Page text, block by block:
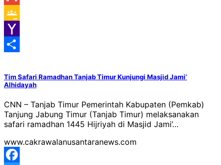
Gmail
Google
Classroom
Yahoo
Tim Safari Ramadhan Tanjab Timur Kunjungi Masjid Jami’
Alhidayah
CNN – Tanjab Timur Pemerintah Kabupaten (Pemkab)
Tanjung Jabung Timur (Tanjab Timur) melaksanakan
safari ramadhan 1445 Hijriyah di Masjid Jami’…
www.cakrawalanusantaranews.com